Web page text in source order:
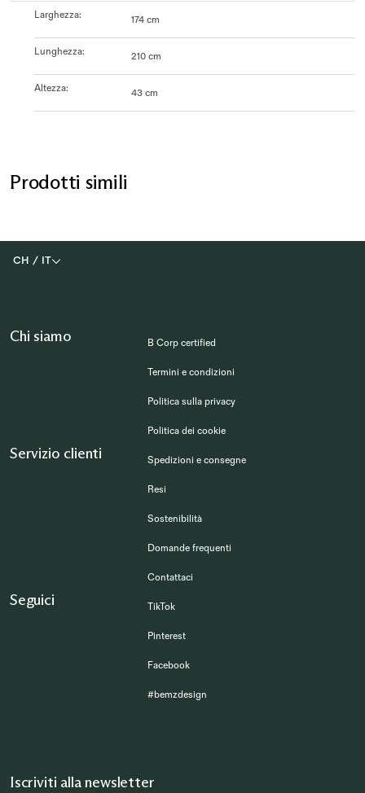
Larghezza: 174 cm
Lunghezza: 210 cm
Altezza: 43 cm
Prodotti simili
CH / IT
Chi siamo B Corp certified
Termini e condizioni
Politica sulla privacy
Politica dei cookie
Servizio clienti Spedizioni e consegne
Resi
Sostenibilità
Domande frequenti
Contattaci
Seguici TikTok
Pinterest
Facebook
#bemzdesign
Iscriviti alla newsletter